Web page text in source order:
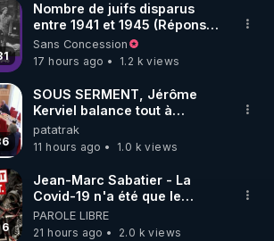
CENSURÉES SUR ODYSEE
Youtube sont aussi sur la
EN PRÉSENTIEL
Nombre de juifs disparus
entre 1941 et 1945 (Réponse
à mes accusateurs)
Sans Concession
17 hours ago
1.2 k views
SOUS SERMENT, Jérôme
Kerviel balance tout à
l'Assemblée !
patatrak
11 hours ago
1.0 k views
Jean-Marc Sabatier - La
Covid-19 n'a été que le
début - L'ARNm & l'ARNm-aa
jusqu où auront-t-il ?
PAROLE LIBRE
21 hours ago
2.0 k views